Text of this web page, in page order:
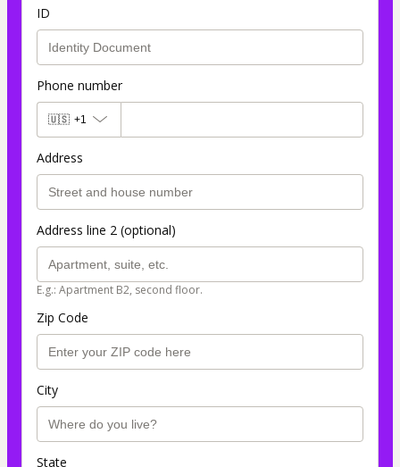
ID
Phone number
🇺🇸 +1
Address
Address line 2 (optional)
E.g.: Apartment B2, second floor.
Zip Code
City
State